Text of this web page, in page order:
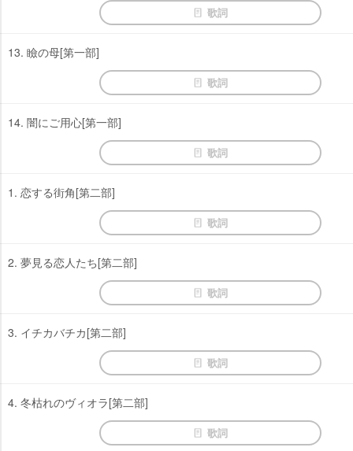
歌詞
13. 瞼の母[第一部]
歌詞
14. 闇にご用心[第一部]
歌詞
1. 恋する街角[第二部]
歌詞
2. 夢見る恋人たち[第二部]
歌詞
3. イチカバチカ[第二部]
歌詞
4. 冬枯れのヴィオラ[第二部]
歌詞